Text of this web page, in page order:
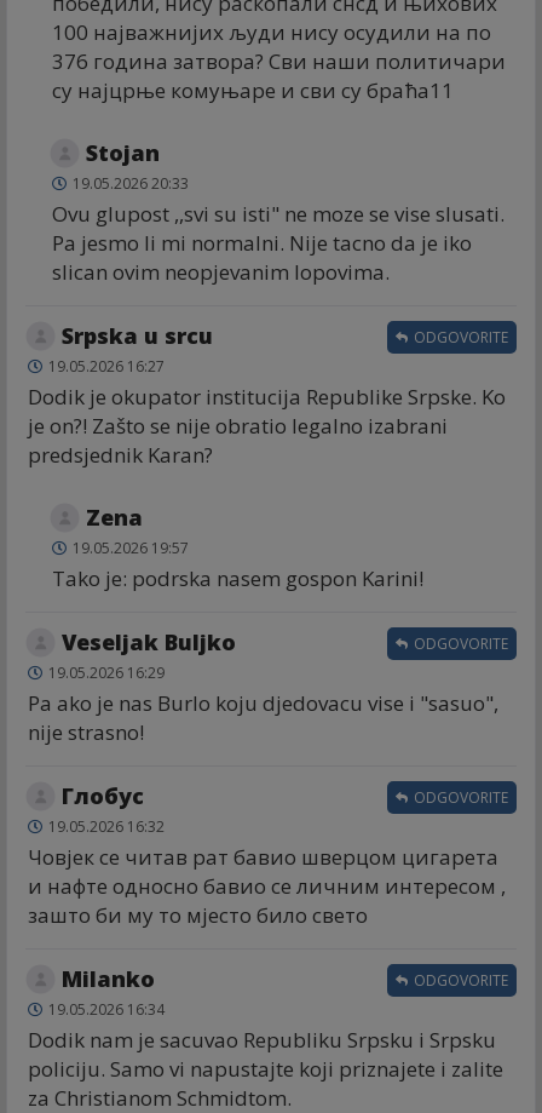
100 најважнијих људи нису осудили на по
376 година затвора? Сви наши политичари
су најцрње комуњаре и сви су браћа11
Stojan
19.05.2026 20:33
Ovu glupost ,,svi su isti" ne moze se vise slusati.
Pa jesmo li mi normalni. Nije tacno da je iko
slican ovim neopjevanim lopovima.
Srpska u srcu
19.05.2026 16:27
Dodik je okupator institucija Republike Srpske. Ko
je on?! Zašto se nije obratio legalno izabrani
predsjednik Karan?
ODGOVORITE
Zena
19.05.2026 19:57
Tako je: podrska nasem gospon Karini!
Veseljak Buljko
19.05.2026 16:29
Pa ako je nas Burlo koju djedovacu vise i "sasuo",
nije strasno!
ODGOVORITE
Глобус
19.05.2026 16:32
Човјек се читав рат бавио шверцом цигарета
и нафте односно бавио се личним интересом ,
зашто би му то мјесто било свето
ODGOVORITE
Milanko
19.05.2026 16:34
Dodik nam je sacuvao Republiku Srpsku i Srpsku
policiju. Samo vi napustajte koji priznajete i zalite
za Christianom Schmidtom.
ODGOVORITE